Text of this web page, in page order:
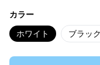
カラー
ホワイト ブラック